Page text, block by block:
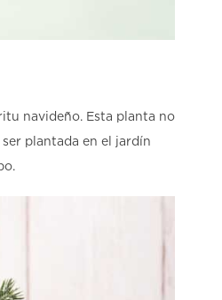
navideño. Esta planta no
plantada en el jardín